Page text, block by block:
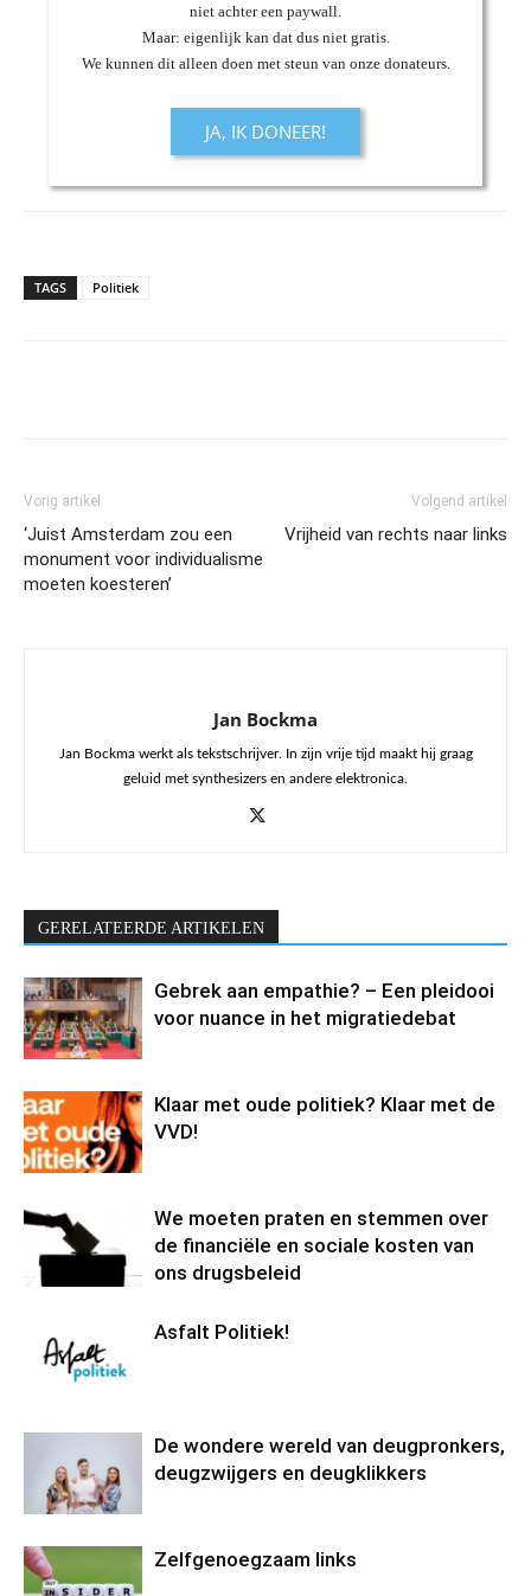
niet achter een paywall.
Maar: eigenlijk kan dat dus niet gratis.
We kunnen dit alleen doen met steun van onze donateurs.
JA, IK DONEER!
TAGS Politiek
Vorig artikel
‘Juist Amsterdam zou een
monument voor individualisme
moeten koesteren’
Volgend artikel
Vrijheid van rechts naar links
Jan Bockma
Jan Bockma werkt als tekstschrijver. In zijn vrije tijd maakt hij graag
geluid met synthesizers en andere elektronica.
GERELATEERDE ARTIKELEN
Gebrek aan empathie? – Een pleidooi
voor nuance in het migratiedebat
Klaar met oude politiek? Klaar met de
VVD!
We moeten praten en stemmen over
de financiële en sociale kosten van
ons drugsbeleid
Asfalt Politiek!
De wondere wereld van deugpronkers,
deugzwijgers en deugklikkers
Zelfgenoegzaam links